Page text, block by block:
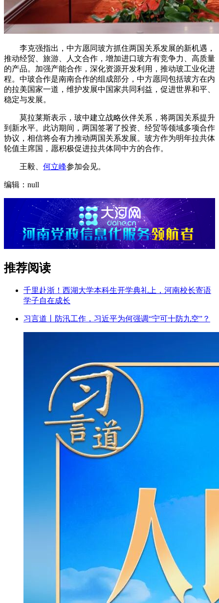
李克强指出，中方愿同玻方抓住两国关系发展的新机遇，
推动经贸、旅游、人文合作，增加进口玻方有竞争力、高质量
的产品。加强产能合作，深化资源开发利用，推动玻工业化进
程。中玻合作是南南合作的组成部分，中方愿同包括玻方在内
的拉美国家一道，维护发展中国家共同利益，促进世界和平、
稳定与发展。
莫拉莱斯表示，玻中建立战略伙伴关系，将两国关系提升
到新水平。此访期间，两国签署了投资、经贸等领域多项合作
协议，相信将会有力推动两国关系发展。玻方作为明年拉共体
轮值主席国，愿积极促进拉共体同中方的合作。
王毅、 何立峰参加会见。
编辑：null
推荐阅读
千里赴浙！西湖大学本科生开学典礼上，河南校长寄语
学子自在成长
习言道丨防汛工作，习近平为何强调“宁可十防九空”？